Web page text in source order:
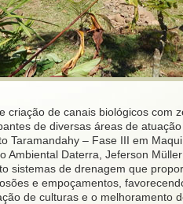
criação de canais biológicos com
de diversas áreas de
Taramandahy – Fase III em
Ambiental Daterra, Jeferson
sistemas de drenagem que
e empoçamentos,
de culturas e o melhoramento